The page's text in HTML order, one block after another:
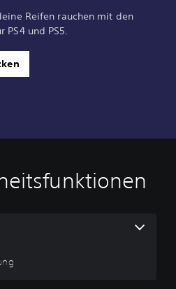
Reifen rauchen mit den
PS4 und PS5.